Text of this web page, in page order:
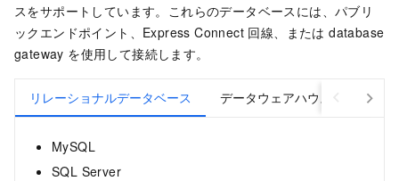
スをサポートしています。これらのデータベースには、パブリ
ックエンドポイント、Express Connect 回線、または database
gateway を使用して接続します。
リレーショナルデータベース データウェアハウス
MySQL
SQL Server